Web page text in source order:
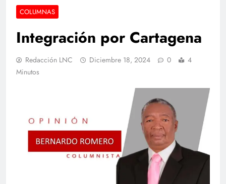
COLUMNAS
Integración por Cartagena
Redacción LNC Diciembre 18, 2024 0
4
Minutos